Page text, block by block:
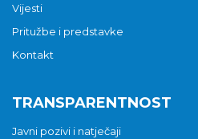
Vijesti
Pritužbe i predstavke
Kontakt
TRANSPARENTNOST
Javni pozivi i natječaji